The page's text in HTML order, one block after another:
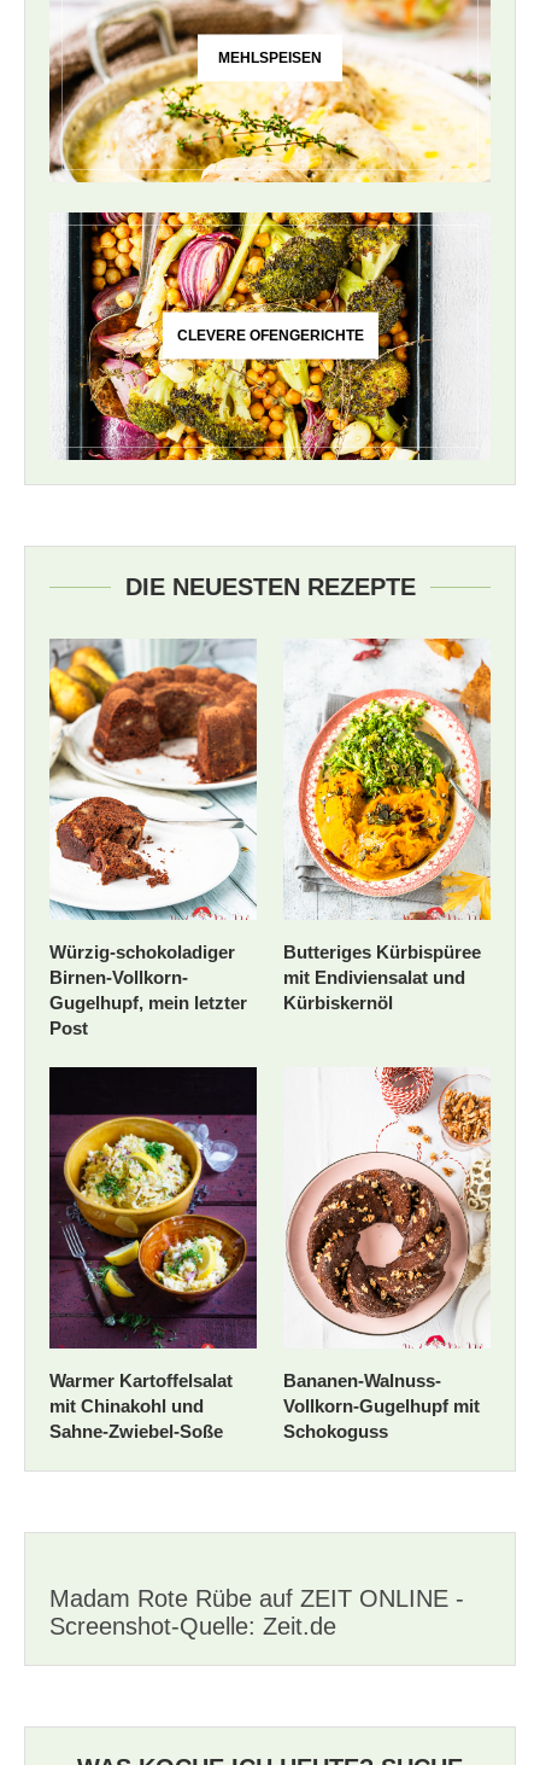
MEHLSPEISEN
CLEVERE OFENGERICHTE
DIE NEUESTEN REZEPTE
Würzig-schokoladiger
Birnen-Vollkorn-
Gugelhupf, mein letzter
Post
Butteriges Kürbispüree
mit Endiviensalat und
Kürbiskernöl
Warmer Kartoffelsalat
mit Chinakohl und
Sahne-Zwiebel-Soße
Bananen-Walnuss-
Vollkorn-Gugelhupf mit
Schokoguss
Madam Rote Rübe auf ZEIT ONLINE -
Screenshot-Quelle: Zeit.de